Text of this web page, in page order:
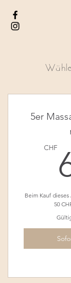
5er
CHF
Beim Kauf
50